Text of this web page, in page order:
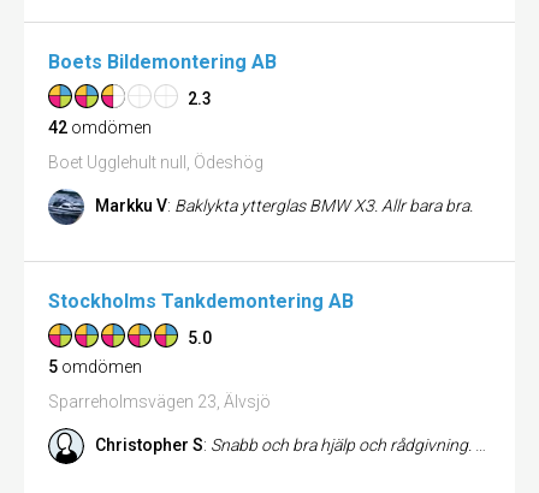
Boets Bildemontering AB
2.3
42 omdömen
Boet Ugglehult null, Ödeshög
Markku V: Baklykta ytterglas BMW X3. Allr bara bra.
Stockholms Tankdemontering AB
5.0
5 omdömen
Sparreholmsvägen 23, Älvsjö
Christopher S: Snabb och bra hjälp och rådgivning. Mats är riktigt kunnig och hjälpte mig med vägledning och kunskap!